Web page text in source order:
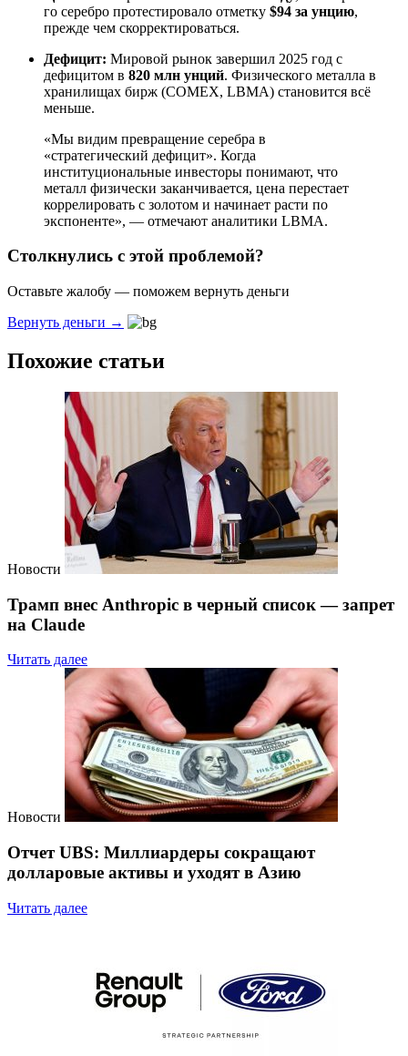
го серебро протестировало отметку $94 за унцию,
прежде чем скорректироваться.
Дефицит: Мировой рынок завершил 2025 год с
дефицитом в 820 млн унций. Физического металла в
хранилищах бирж (COMEX, LBMA) становится всё
меньше.
«Мы видим превращение серебра в
«стратегический дефицит». Когда
институциональные инвесторы понимают, что
металл физически заканчивается, цена перестает
коррелировать с золотом и начинает расти по
экспоненте», — отмечают аналитики LBMA.
Столкнулись с этой проблемой?
Оставьте жалобу — поможем вернуть деньги
Вернуть деньги →
Похожие статьи
Новости
Трамп внес Anthropic в черный список — запрет
на Claude
Читать далее
Новости
Отчет UBS: Миллиардеры сокращают
долларовые активы и уходят в Азию
Читать далее